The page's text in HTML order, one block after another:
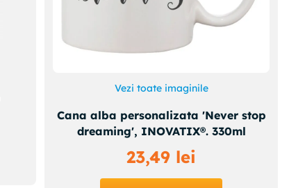
Vezi toate imaginile
Cana alba personalizata 'Never stop
dreaming', INOVATIX®. 330ml
23,49 lei